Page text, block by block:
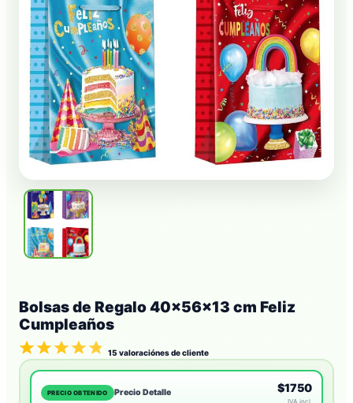
Bolsas de Regalo 40x56x13 cm Feliz
Cumpleaños
15 valoraciónes de cliente
PRECIO OBTENIDO Precio Detalle $1750
IVA incl.